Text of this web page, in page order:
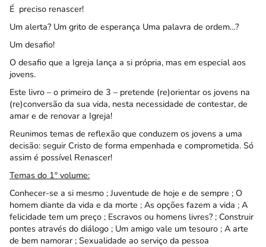
É preciso renascer!
Um alerta? Um grito de esperança Uma palavra de ordem…?
Um desafio!
O desafio que a Igreja lança a si própria, mas em especial aos
jovens.
Este livro – o primeiro de 3 – pretende (re)orientar os jovens na
(re)conversão da sua vida, nesta necessidade de contestar, de
amar e de renovar a Igreja!
Reunimos temas de reflexão que conduzem os jovens a uma
decisão: seguir Cristo de forma empenhada e comprometida. Só
assim é possível Renascer!
Temas do 1º volume:
Conhecer-se a si mesmo ; Juventude de hoje e de sempre ; O
homem diante da vida e da morte ; As opções fazem a vida ; A
felicidade tem um preço ; Escravos ou homens livres? ; Construir
pontes através do diálogo ; Um amigo vale um tesouro ; A arte
de bem namorar ; Sexualidade ao serviço da pessoa